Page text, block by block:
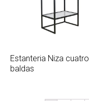
Estanteria Niza cuatro
baldas